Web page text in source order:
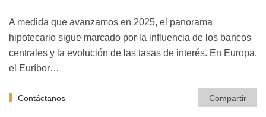
A medida que avanzamos en 2025, el panorama
hipotecario sigue marcado por la influencia de los bancos
centrales y la evolución de las tasas de interés. En Europa,
el Euríbor…
Contáctanos Compartir